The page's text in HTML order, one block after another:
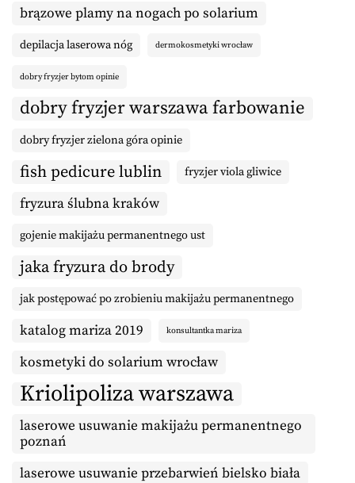
brązowe plamy na nogach po solarium
depilacja laserowa nóg dermokosmetyki wrocław
dobry fryzjer bytom opinie
dobry fryzjer warszawa farbowanie
dobry fryzjer zielona góra opinie
fish pedicure lublin fryzjer viola gliwice
fryzura ślubna kraków
gojenie makijażu permanentnego ust
jaka fryzura do brody
jak postępować po zrobieniu makijażu permanentnego
katalog mariza 2019 konsultantka mariza
kosmetyki do solarium wrocław
Kriolipoliza warszawa
laserowe usuwanie makijażu permanentnego
poznań
laserowe usuwanie przebarwień bielsko biała